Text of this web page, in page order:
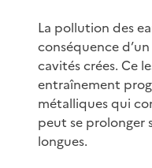
La pollution des
conséquence
cavités crées. Ce
entraînement
métalliques qui
peut se prolonger
longues.